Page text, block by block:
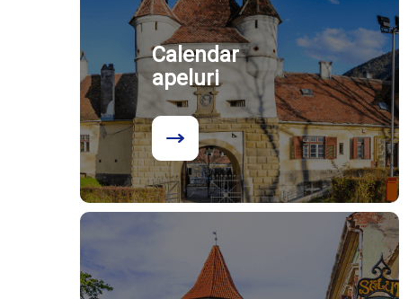
Calendar
apeluri